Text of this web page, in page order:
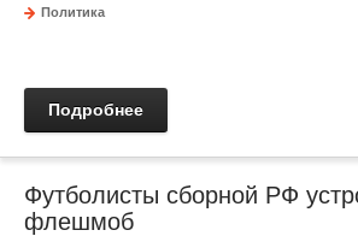
Политика
Подробнее
Футболисты сборной РФ
флешмоб